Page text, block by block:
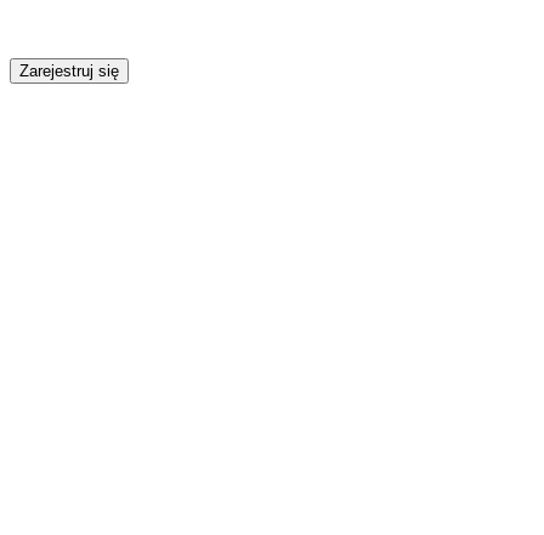
Zarejestruj się